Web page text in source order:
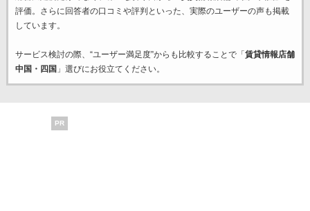
評価。さらに回答者の口コミや評判といった、実際のユーザーの声も掲載
しています。
サービス検討の際、“ユーザー満足度”からも比較することで「 賃貸情報店舗
中国・四国 」選びにお役立てください。
PR